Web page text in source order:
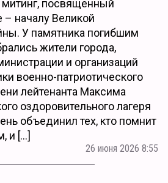
митинг, посвященный
– началу Великой
У памятника погибшим
жители города,
и организаций
военно-патриотического
лейтенанта Максима
оздоровительного лагеря
объединил тех, кто помнит
и […]
26 июня 2026 8:55